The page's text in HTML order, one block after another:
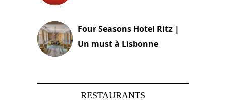
Four Seasons Hotel Ritz |
Un must à Lisbonne
RESTAURANTS